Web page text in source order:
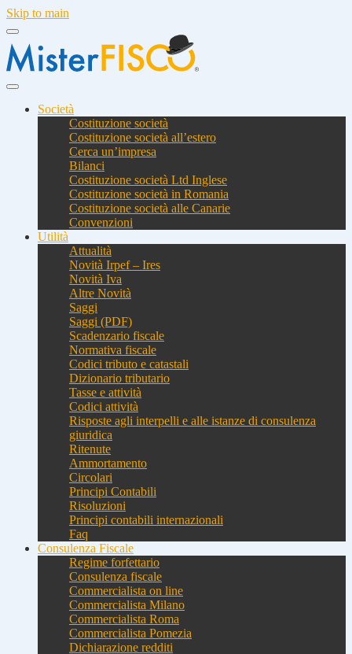
Skip to main
Società
Costituzione società
Costituzione società all’estero
Cerca un’impresa
Bilanci
Costituzione società Ltd Inglese
Costituzione società in Romania
Costituzione società alle Canarie
Convenzioni
Utilità
Attualità
Novità Irpef – Ires
Novità Iva
Altre Novità
Saggi
Saggi (PDF)
Scadenzario fiscale
Normativa fiscale
Codici tributo e catastali
Dizionario tributario
Tasse e attività
Codici attività
Risposte agli interpelli e alle istanze di consulenza
giuridica
Ritenute
Ammortamento
Circolari
Principi Contabili
Risoluzioni
Principi contabili internazionali
Faq
Consulenza Fiscale
Regime forfettario
Consulenza fiscale
Commercialista on line
Commercialista Milano
Commercialista Roma
Commercialista Pomezia
Dichiarazione redditi